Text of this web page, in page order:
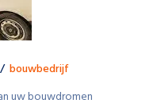
bouwbedrijf
uw bouwdromen